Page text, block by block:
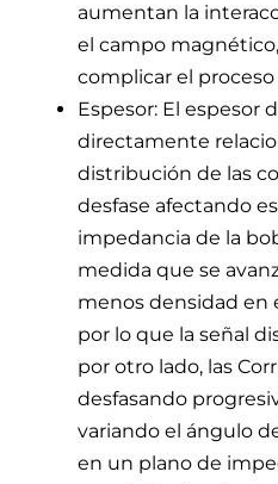
aumentan la
el campo
complicar el
Espesor: El espesor
directamente
distribución de las
desfase afectando
impedancia de la
medida que se
menos densidad en
por lo que la señal
por otro lado, las
desfasando
variando el ángulo
en un plano de